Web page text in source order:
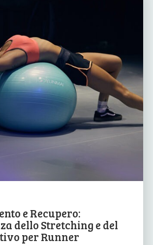
e Recupero:
dello Stretching e del
per Runner